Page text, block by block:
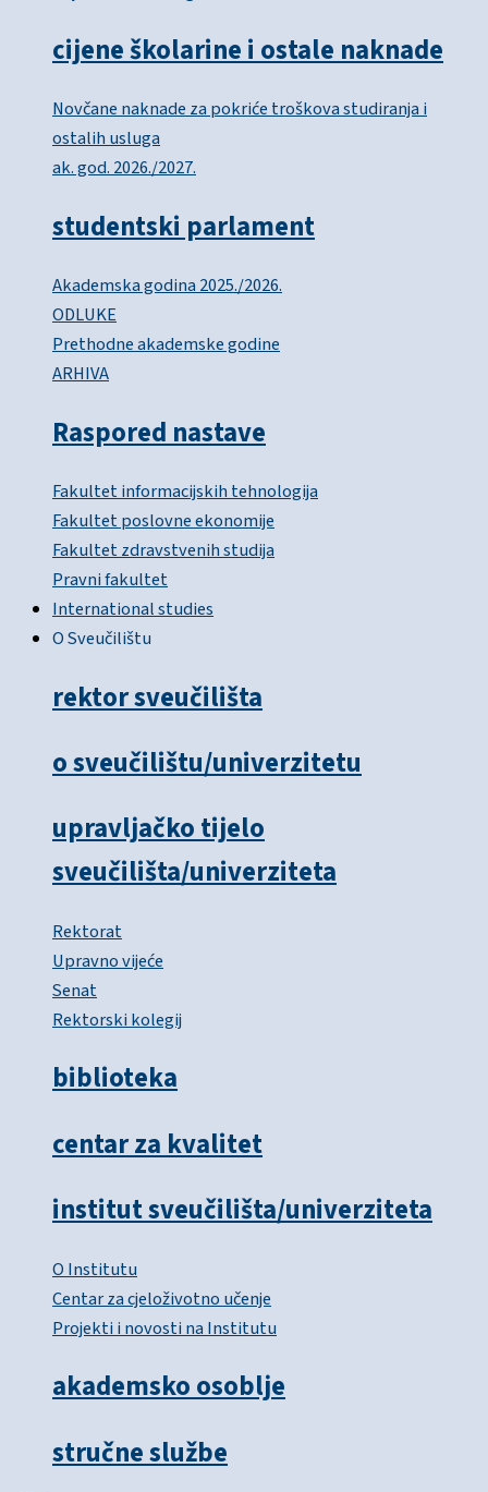
cijene školarine i ostale naknade
Novčane naknade za pokriće troškova studiranja i
ostalih usluga
ak. god. 2026./2027.
studentski parlament
Akademska godina 2025./2026.
ODLUKE
Prethodne akademske godine
ARHIVA
Raspored nastave
Fakultet informacijskih tehnologija
Fakultet poslovne ekonomije
Fakultet zdravstvenih studija
Pravni fakultet
International studies
O Sveučilištu
rektor sveučilišta
o sveučilištu/univerzitetu
upravljačko tijelo
sveučilišta/univerziteta
Rektorat
Upravno vijeće
Senat
Rektorski kolegij
biblioteka
centar za kvalitet
institut sveučilišta/univerziteta
O Institutu
Centar za cjeloživotno učenje
Projekti i novosti na Institutu
akademsko osoblje
stručne službe